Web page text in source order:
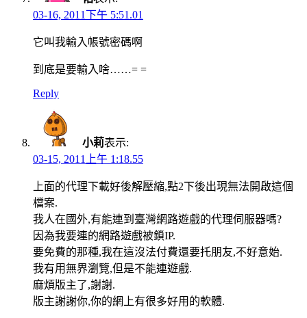
03-16, 2011下午 5:51.01
它叫我輸入帳號密碼啊
到底是要輸入啥……= =
Reply
小莉表示:
03-15, 2011上午 1:18.55
上面的代理下載好後解壓縮,點2下後出現無法開啟這個
檔案.
我人在國外,有能連到臺灣網路遊戲的代理伺服器嗎?
因為我要連的網路遊戲被鎖IP.
要免費的那種,我在這沒法付費還要托朋友,不好意始.
我有用無界瀏覽,但是不能連遊戲.
麻煩版主了,謝謝.
版主謝謝你,你的網上有很多好用的軟體.